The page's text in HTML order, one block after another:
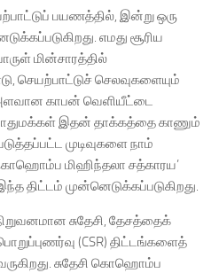
பயணத்தில், இன்று ஒரு
எமது சூரிய
மின்சாரத்தில்
செயற்பாட்டுச் செலவுகளையும்
அளவான காபன் வெளியீட்டை
இதன் தாக்கத்தை காணும்
முடிவுகளை நாம்
கொஹொம்ப மிஹிந்தலா சத்காரய’
திட்டம் முன்னெடுக்கப்படுகிறது.
சுதேசி, தேசத்தைக்
(CSR) திட்டங்களைத்
சுதேசி கொஹொம்ப